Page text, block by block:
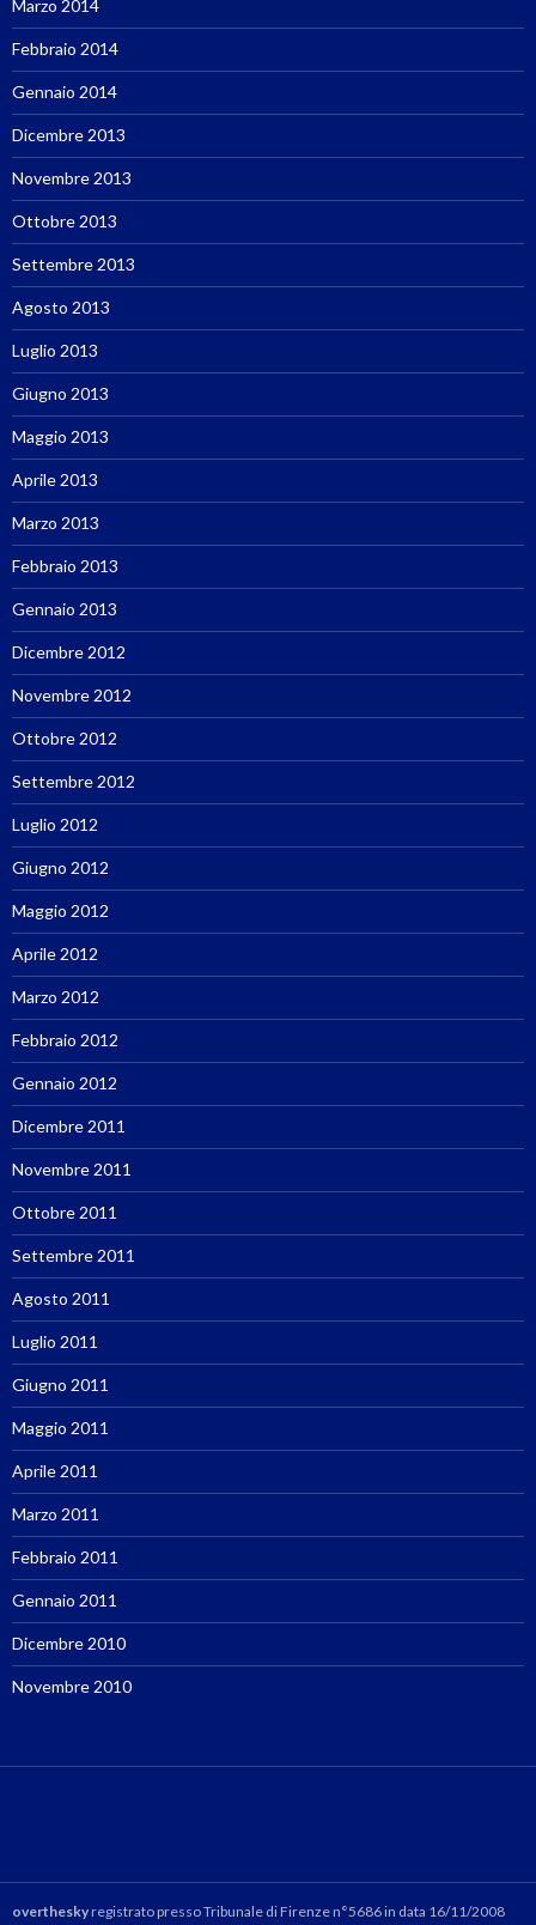
Marzo 2014
Febbraio 2014
Gennaio 2014
Dicembre 2013
Novembre 2013
Ottobre 2013
Settembre 2013
Agosto 2013
Luglio 2013
Giugno 2013
Maggio 2013
Aprile 2013
Marzo 2013
Febbraio 2013
Gennaio 2013
Dicembre 2012
Novembre 2012
Ottobre 2012
Settembre 2012
Luglio 2012
Giugno 2012
Maggio 2012
Aprile 2012
Marzo 2012
Febbraio 2012
Gennaio 2012
Dicembre 2011
Novembre 2011
Ottobre 2011
Settembre 2011
Agosto 2011
Luglio 2011
Giugno 2011
Maggio 2011
Aprile 2011
Marzo 2011
Febbraio 2011
Gennaio 2011
Dicembre 2010
Novembre 2010
overtheskyregistrato presso Tribunale di Firenze n°5686 in data 16/11/2008